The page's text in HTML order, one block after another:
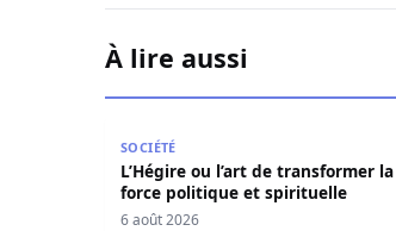
À lire aussi
SOCIÉTÉ
L’Hégire ou l’art de transformer
force politique et spirituelle
6 août 2026